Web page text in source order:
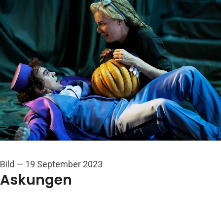
Bild — 19 September 2023
Askungen